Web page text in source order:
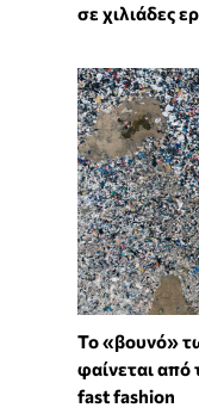
σε χιλιάδες
Το «βουνό»
φαίνεται από
fast fashion